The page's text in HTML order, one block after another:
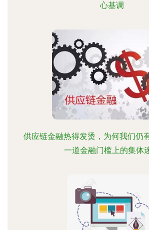
心基调
供应链金融热得发烫，为何我们仍
一道金融门槛上的集体